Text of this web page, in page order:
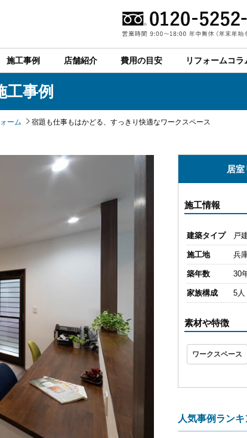
施工事例 店舗紹介 費用の目安 リフォームコラ
工事例
ーム 宿題も仕事もはかどる、すっきり快適なワークスペース
居
施工情報
建築タイプ 戸
施工地 兵
築年数 30
家族構成 5人
素材や特徴
ワークスペース
人気事例ランキ